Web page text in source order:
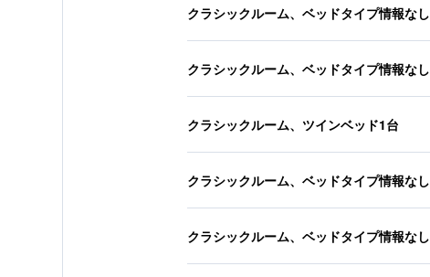
クラシックルーム、ベッドタイプ情報なし
クラシックルーム、ベッドタイプ情報なし
クラシックルーム、ツインベッド1台
クラシックルーム、ベッドタイプ情報なし
クラシックルーム、ベッドタイプ情報なし